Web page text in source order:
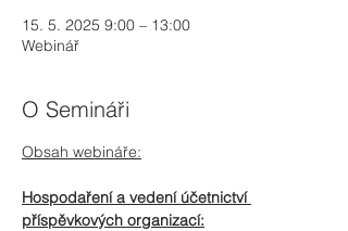
15. 5. 2025 9:00 – 13:00
Webinář
O Semináři
Obsah webináře:
Hospodaření a vedení účetnictví
příspěvkových organizací: